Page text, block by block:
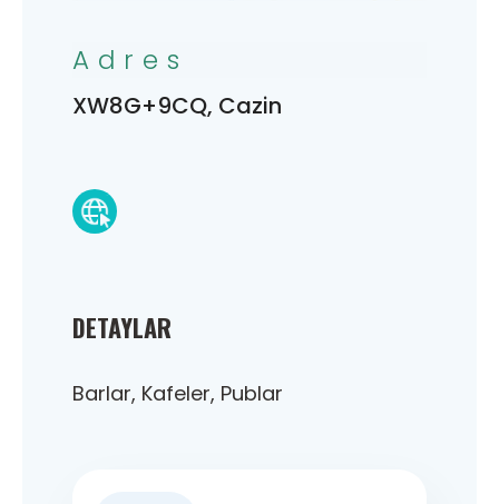
DETAYLAR
Barlar, Kafeler, Publar
Adres
XW8G+9CQ, Cazin